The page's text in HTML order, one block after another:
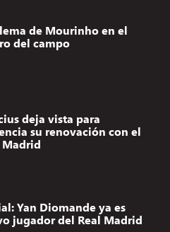
de Mourinho en el
del campo
deja vista para
su renovación con el
Madrid
Yan Diomande ya es
jugador del Real Madrid